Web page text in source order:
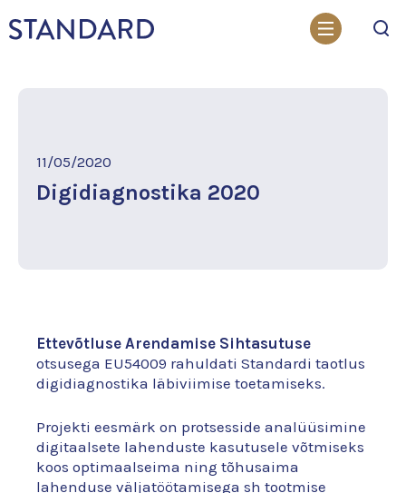
11/05/2020
Digidiagnostika 2020
Ettevõtluse Arendamise Sihtasutuse
otsusega EU54009 rahuldati Standardi taotlus
digidiagnostika läbiviimise toetamiseks.
Projekti eesmärk on protsesside analüüsimine
digitaalsete lahenduste kasutusele võtmiseks
koos optimaalseima ning tõhusaima
lahenduse väljatöötamisega sh tootmise